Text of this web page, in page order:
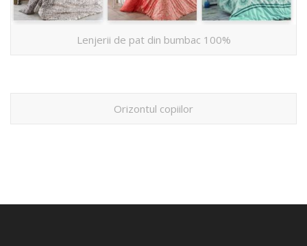
Lenjerii de pat din bumbac 100%
Orizontul copiilor